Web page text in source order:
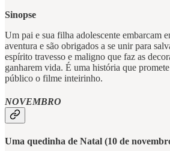
Sinopse
Um pai e sua filha adolescente embarcam
aventura e são obrigados a se unir para
espírito travesso e maligno que faz as
ganharem vida. É uma história que
público o filme inteirinho.
NOVEMBRO
Uma quedinha de Natal (10 de